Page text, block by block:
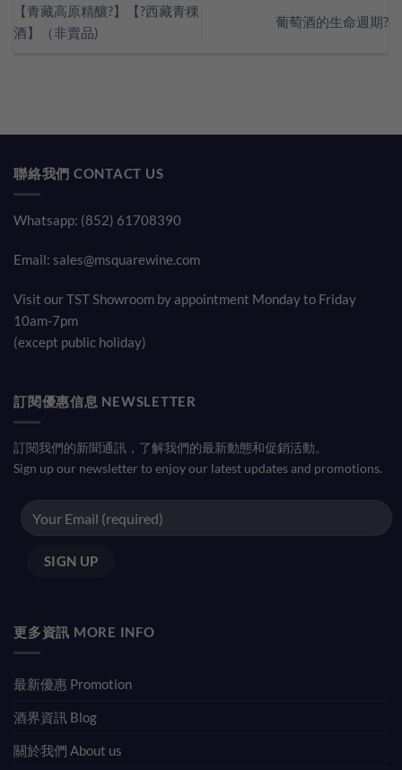
【青藏高原精釀?】【?西藏青稞
酒】（非賣品)
葡萄酒的生命週期?
聯絡我們 CONTACT US
Whatsapp: (852) 61708390
Email: sales@msquarewine.com
Visit our TST Showroom by appointment Monday to Friday
10am-7pm
(except public holiday)
訂閱優惠信息 NEWSLETTER
訂閱我們的新聞通訊，了解我們的最新動態和促銷活動。
Sign up our newsletter to enjoy our latest updates and promotions.
更多資訊 MORE INFO
最新優惠 Promotion
酒界資訊 Blog
關於我們 About us